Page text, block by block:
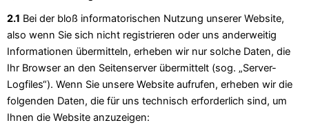
2.1 Bei der bloß informatorischen Nutzung unserer Website,
also wenn Sie sich nicht registrieren oder uns anderweitig
Informationen übermitteln, erheben wir nur solche Daten, die
Ihr Browser an den Seitenserver übermittelt (sog. „Server-
Logfiles“). Wenn Sie unsere Website aufrufen, erheben wir die
folgenden Daten, die für uns technisch erforderlich sind, um
Ihnen die Website anzuzeigen: